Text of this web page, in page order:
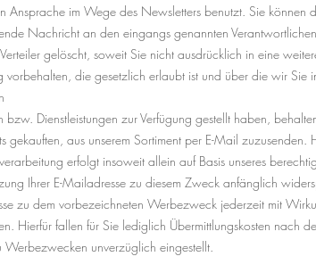
im Wege des Newsletters benutzt. Sie können
Nachricht an den eingangs genannten
gelöscht, soweit Sie nicht ausdrücklich in eine
die gesetzlich erlaubt ist und über die wir Sie
Dienstleistungen zur Verfügung gestellt haben,
aus unserem Sortiment per E-Mail
erfolgt insoweit allein auf Basis unseres
Ihrer E-Mailadresse zu diesem Zweck anfänglich
zu dem vorbezeichneten Werbezweck jederzeit mit
Hierfür fallen für Sie lediglich Übermittlungskosten nach
unverzüglich eingestellt.